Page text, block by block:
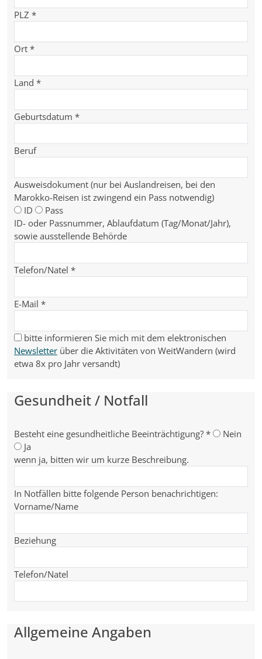
PLZ *
Ort *
Land *
Geburtsdatum *
Beruf
Ausweisdokument (nur bei Auslandreisen, bei den
Marokko-Reisen ist zwingend ein Pass notwendig)
ID
Pass
ID- oder Passnummer, Ablaufdatum (Tag/Monat/Jahr),
sowie ausstellende Behörde
Telefon/Natel *
E-Mail *
bitte informieren Sie mich mit dem elektronischen
Newsletter über die Aktivitäten von WeitWandern (wird
etwa 8x pro Jahr versandt)
Gesundheit / Notfall
Besteht eine gesundheitliche Beeinträchtigung? *
Nein
Ja
wenn ja, bitten wir um kurze Beschreibung.
In Notfällen bitte folgende Person benachrichtigen:
Vorname/Name
Beziehung
Telefon/Natel
Allgemeine Angaben